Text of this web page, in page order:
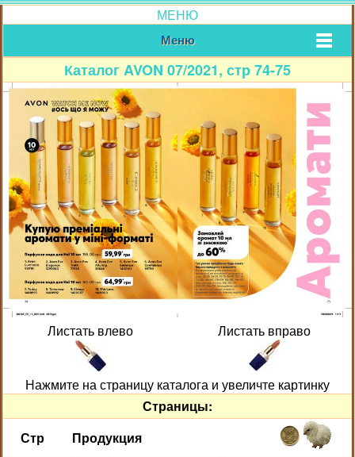
МЕНЮ
Меню
Каталог AVON 07/2021, стр 74-75
Листать влево Листать вправо
Нажмите на страницу каталога и увеличте картинку
Страницы:
Стр
Продукция